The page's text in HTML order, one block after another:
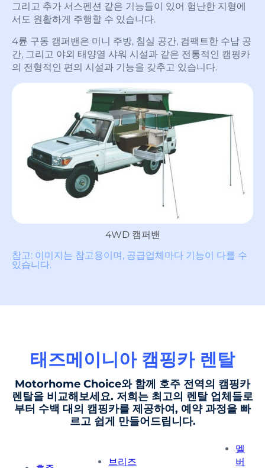
그리고 추가 서스펜션 같은 기능들이 있어 험난한 지형에
서도 원활하게 주행할 수 있습니다.
4륜 구동 캠퍼밴은 미니 주방, 침실 공간, 컴팩트한 수납 공
간, 그리고 야외 태양열 샤워 시설과 같은 전통적인 캠핑카
의 전형적인 편의 시설과 기능을 갖추고 있습니다.
4WD 캠퍼밴
참고: 이미지는 참고용이며, 공급업체마다 기능이 다를 수
있습니다.
태즈메이니아 캠핑카 렌탈
Motorhome Choice와 함께 호주 전역의 캠핑카
렌탈을 비교해보세요. 저희는 최고의 렌탈 업체들로
부터 수백 대의 캠핑카를 제공하여, 예약 과정을 빠
르고 쉽게 만들어드립니다.
브리즈
멜
버